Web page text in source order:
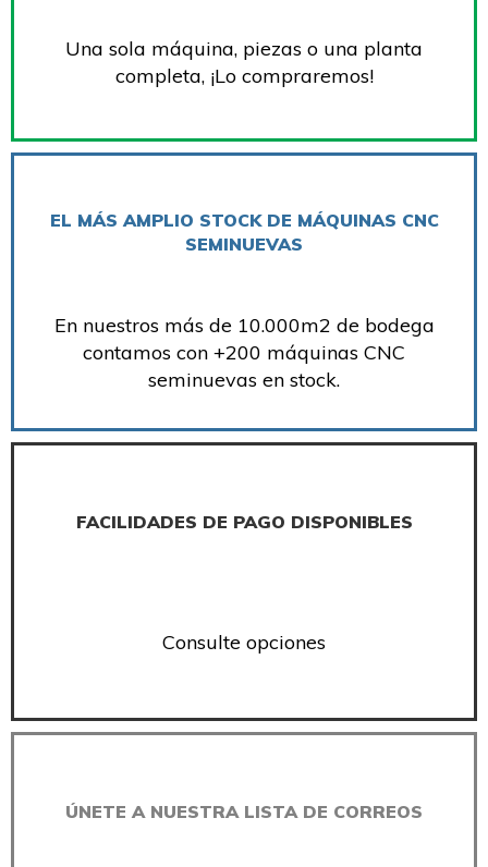
Una sola máquina, piezas o una planta
completa, ¡Lo compraremos!
EL MÁS AMPLIO STOCK DE MÁQUINAS CNC
SEMINUEVAS
En nuestros más de 10.000m2 de bodega
contamos con +200 máquinas CNC
seminuevas en stock.
FACILIDADES DE PAGO DISPONIBLES
Consulte opciones
ÚNETE A NUESTRA LISTA DE CORREOS